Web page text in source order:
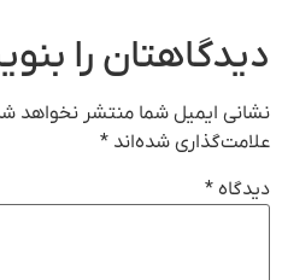
دیدگاهتان را
نشانی ایمیل شما منتشر نخواهد
علامت‌گذاری شده‌اند *
دیدگاه *